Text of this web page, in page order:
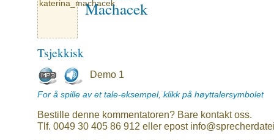
Machacek
Tsjekkisk
Demo 1
For å spille av et tale-eksempel, klikk på høyttalersymbolet
Bestille denne kommentatoren? Bare kontakt oss.
Tlf. 0049 30 405 86 912 eller epost